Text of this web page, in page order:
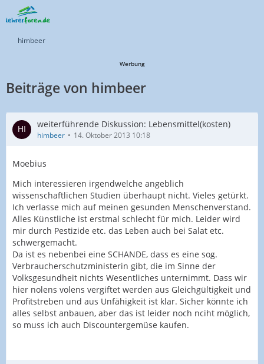
himbeer
Werbung
Beiträge von himbeer
weiterführende Diskussion: Lebensmittel(kosten)
himbeer 14. Oktober 2013 10:18
Moebius
Mich interessieren irgendwelche angeblich
wissenschaftlichen Studien überhaupt nicht. Vieles getürkt.
Ich verlasse mich auf meinen gesunden Menschenverstand.
Alles Künstliche ist erstmal schlecht für mich. Leider wird
mir durch Pestizide etc. das Leben auch bei Salat etc.
schwergemacht.
Da ist es nebenbei eine SCHANDE, dass es eine sog.
Verbraucherschutzministerin gibt, die im Sinne der
Volksgesundheit nichts Wesentliches unternimmt. Dass wir
hier nolens volens vergiftet werden aus Gleichgültigkeit und
Profitstreben und aus Unfähigkeit ist klar. Sicher könnte ich
alles selbst anbauen, aber das ist leider noch nciht möglich,
so muss ich auch Discountergemüse kaufen.